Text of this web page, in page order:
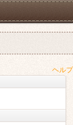
ヘルプ